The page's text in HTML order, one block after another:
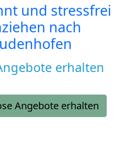
und stressfrei
nach
erhalten
Angebote erhalten